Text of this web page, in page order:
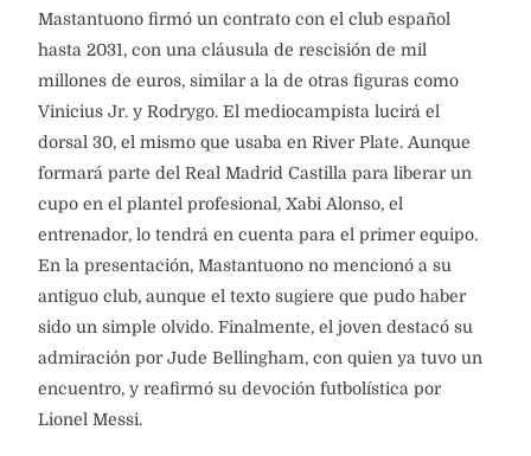
Mastantuono firmó un contrato con el club español
hasta 2031, con una cláusula de rescisión de mil
millones de euros, similar a la de otras figuras como
Vinicius Jr. y Rodrygo. El mediocampista lucirá el
dorsal 30, el mismo que usaba en River Plate. Aunque
formará parte del Real Madrid Castilla para liberar un
cupo en el plantel profesional, Xabi Alonso, el
entrenador, lo tendrá en cuenta para el primer equipo.
En la presentación, Mastantuono no mencionó a su
antiguo club, aunque el texto sugiere que pudo haber
sido un simple olvido. Finalmente, el joven destacó su
admiración por Jude Bellingham, con quien ya tuvo un
encuentro, y reafirmó su devoción futbolística por
Lionel Messi.